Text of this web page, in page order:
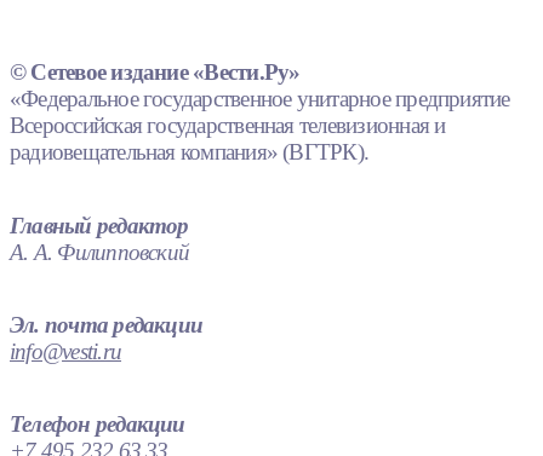
© Сетевое издание «Вести.Ру»
«Федеральное государственное унитарное предприятие
Всероссийская государственная телевизионная и
радиовещательная компания» (ВГТРК).
Главный редактор
А. А. Филипповский
Эл. почта редакции
info@vesti.ru
Телефон редакции